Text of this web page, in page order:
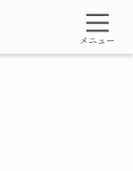
メニュー